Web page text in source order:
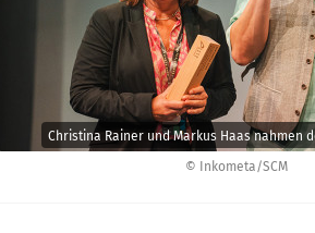
© Inkometa/SCM
Christina Rainer und Markus Haas nahmen